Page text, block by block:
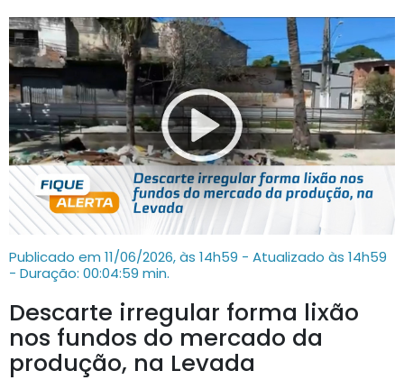
Publicado em 11/06/2026, às 14h59 - Atualizado às 14h59
- Duração: 00:04:59 min.
Descarte irregular forma lixão
nos fundos do mercado da
produção, na Levada